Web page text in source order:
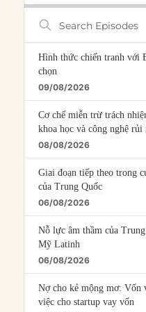
Search
Episodes
Hình thức chiến tranh với
chọn
09/08/2026
Cơ chế miễn trừ trách
khoa học và công nghệ rủi
08/08/2026
Giai đoạn tiếp theo trong
của Trung Quốc
06/08/2026
Nỗ lực âm thầm của
Mỹ Latinh
06/08/2026
Nợ cho kẻ mộng mơ: Vốn
việc cho startup vay vốn